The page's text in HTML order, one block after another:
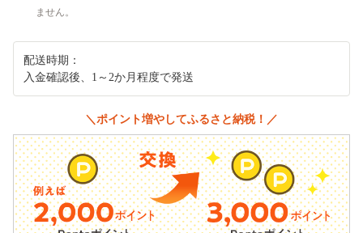
ません。
配送時期：
入金確認後、1～2か月程度で発送
＼ポイント増やしてふるさと納税！／